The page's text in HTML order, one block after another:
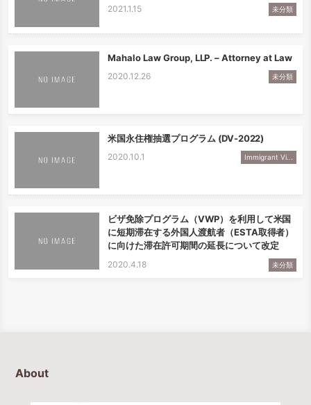
2021.1.15 未分類
Mahalo Law Group, LLP. – Attorney at Law
2020.12.26 未分類
米国永住権抽選プログラム (DV-2022)
2020.10.1 Immigrant Vi...
ビザ免除プログラム（VWP）を利用して米国
に短期滞在する外国人渡航者（ESTA取得者）
に向けた滞在許可期間の延長について改定
2020.4.18 未分類
About